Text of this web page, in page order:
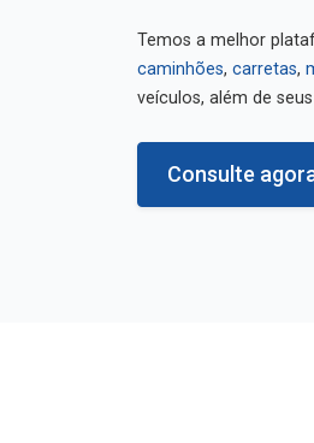
Temos a melhor
caminhões carretas
veículos, além de
Consulte